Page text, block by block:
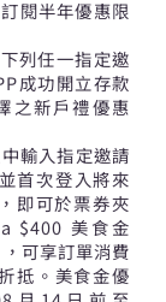
閱半年優惠限
列任一指定邀
成功開立存款
之新戶禮優惠
輸入指定邀請
首次登入將來
即可於票券夾
$400 美食金
可享訂單消費
抵。美食金優